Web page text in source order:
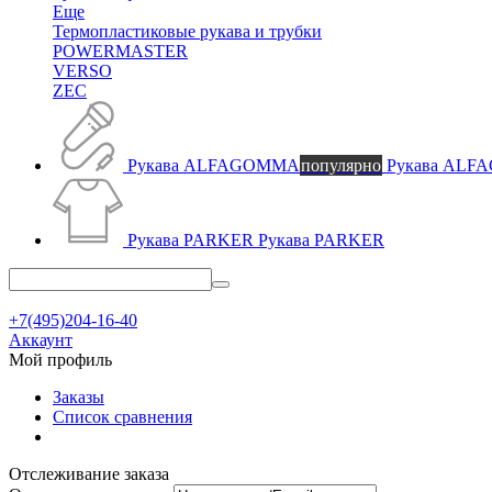
Еще
Термопластиковые рукава и трубки
POWERMASTER
VERSO
ZEC
Рукава ALFAGOMMAпопулярно Рукава
Рукава PARKER Рукава PARKER
+7(495)204-16-40
Аккаунт
Мой профиль
Заказы
Список сравнения
Отслеживание заказа